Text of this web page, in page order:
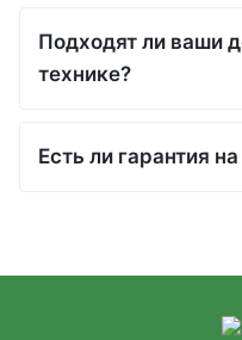
Подходят ли ваши
технике?
Есть ли гарантия